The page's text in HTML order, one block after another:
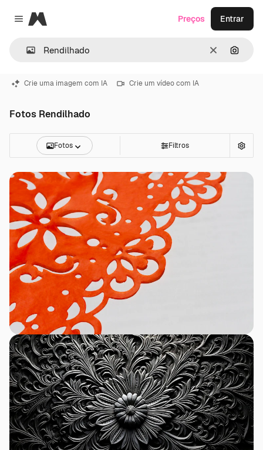
Close menu
Magnific
Limpar
Preços Entrar
Crie uma imagem com IA Crie um vídeo com IA
Fotos Rendilhado
Fotos Filtros